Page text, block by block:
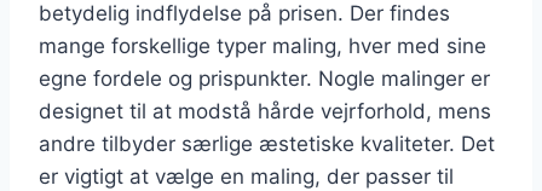
betydelig indflydelse på prisen. Der findes
mange forskellige typer maling, hver med sine
egne fordele og prispunkter. Nogle malinger er
designet til at modstå hårde vejrforhold, mens
andre tilbyder særlige æstetiske kvaliteter. Det
er vigtigt at vælge en maling, der passer til